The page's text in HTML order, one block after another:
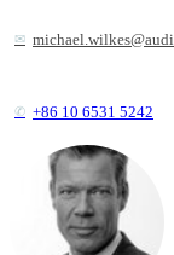
+86 10 6531 5242